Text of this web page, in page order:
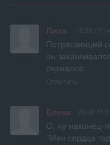
Лиза 12.03 17:14
Потрясающий
он
сериалов
Ответить
Елена 26.02 15:31
О, ну наконец-
"Меч сердца